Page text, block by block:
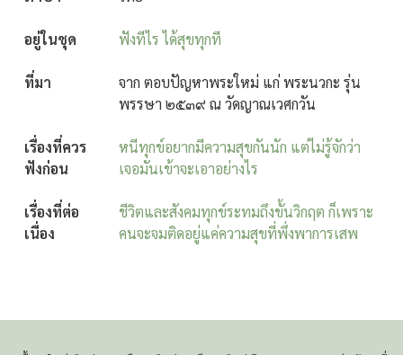
อยู่ในชุด ฟังทีไร ได้สุขทุกที
ที่มา
จาก ตอบปัญหาพระใหม่ แก่ พระนวกะ รุ่น
พรรษา ๒๕๓๙ ณ วัดญาณเวศกวัน
เรื่องที่ควร
ฟังก่อน
หนีทุกข์อยากมีความสุขกันนัก แต่ไม่รู้จักว่า
เจอมันเข้าจะเอาอย่างไร
เรื่องที่ต่อ
เนื่อง
ชีวิตและสังคมทุกข์ระทมถึงขั้นวิกฤต ก็เพราะ
คนจะจมติดอยู่แค่ความสุขที่พึ่งพาการเสพ